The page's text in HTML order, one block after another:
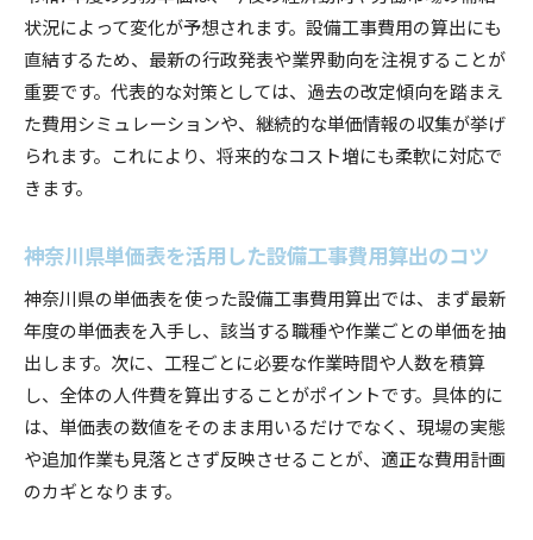
状況によって変化が予想されます。設備工事費用の算出にも
直結するため、最新の行政発表や業界動向を注視することが
重要です。代表的な対策としては、過去の改定傾向を踏まえ
た費用シミュレーションや、継続的な単価情報の収集が挙げ
られます。これにより、将来的なコスト増にも柔軟に対応で
きます。
神奈川県単価表を活用した設備工事費用算出のコツ
神奈川県の単価表を使った設備工事費用算出では、まず最新
年度の単価表を入手し、該当する職種や作業ごとの単価を抽
出します。次に、工程ごとに必要な作業時間や人数を積算
し、全体の人件費を算出することがポイントです。具体的に
は、単価表の数値をそのまま用いるだけでなく、現場の実態
や追加作業も見落とさず反映させることが、適正な費用計画
のカギとなります。